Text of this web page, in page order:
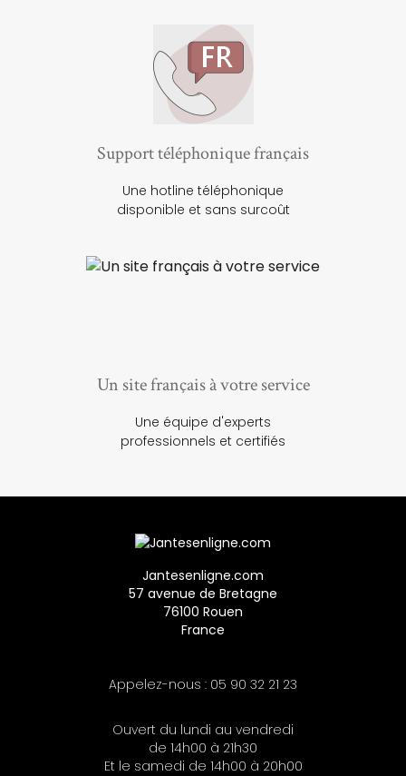
Support téléphonique français
Une hotline téléphonique
disponible et sans surcoût
Un site français à votre service
Une équipe d'experts
professionnels et certifiés
Jantesenligne.com
57 avenue de Bretagne
76100 Rouen
France
Appelez-nous : 05 90 32 21 23
Ouvert du lundi au vendredi
de 14h00 à 21h30
Et le samedi de 14h00 à 20h00